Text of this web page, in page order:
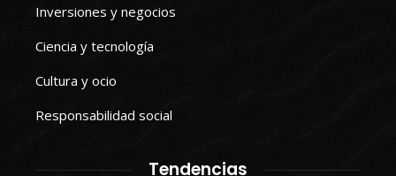
Inversiones y negocios
Ciencia y tecnología
Cultura y ocio
Responsabilidad social
Tendencias